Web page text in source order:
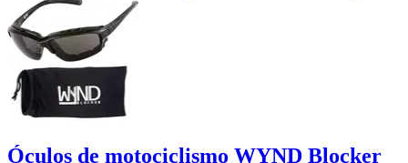
Óculos de motociclismo WYND Blocker